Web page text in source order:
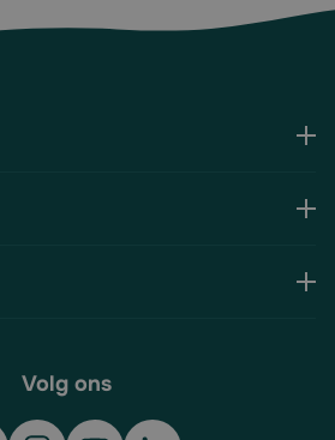
Volg ons